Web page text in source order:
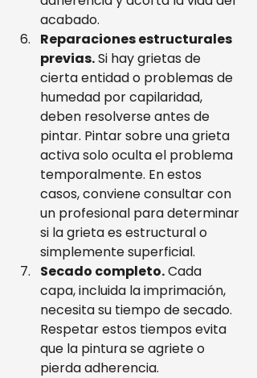
acabado.
Reparaciones estructurales
previas. Si hay grietas de
cierta entidad o problemas de
humedad por capilaridad,
deben resolverse antes de
pintar. Pintar sobre una grieta
activa solo oculta el problema
temporalmente. En estos
casos, conviene consultar con
un profesional para determinar
si la grieta es estructural o
simplemente superficial.
Secado completo. Cada
capa, incluida la imprimación,
necesita su tiempo de secado.
Respetar estos tiempos evita
que la pintura se agriete o
pierda adherencia.